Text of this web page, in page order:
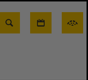
Suche